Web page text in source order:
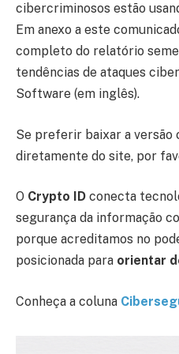
cibercriminosos estão
Em anexo a este
completo do relatório
tendências de ataques
Software (em inglês).
Se preferir baixar a
diretamente do site, por
O Crypto ID conecta
segurança da informação
porque acreditamos no
posicionada para orientar
Conheça a coluna